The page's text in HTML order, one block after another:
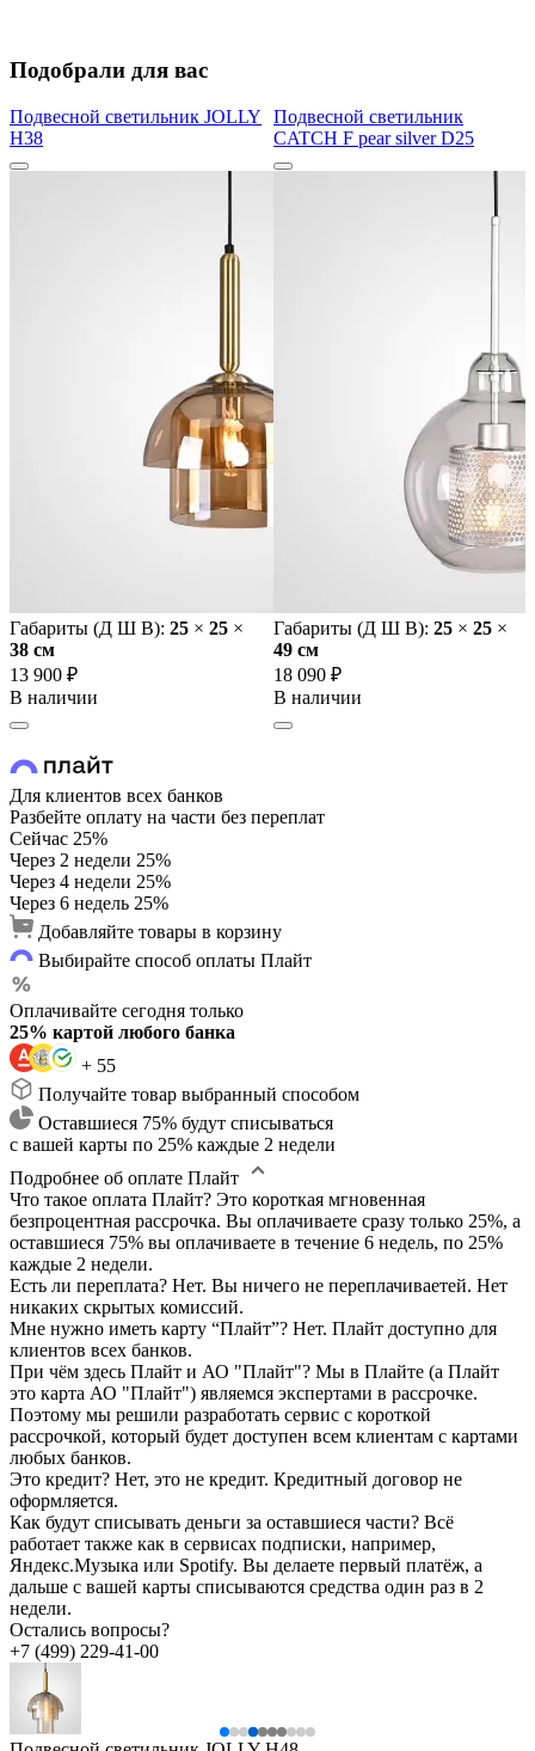
Подобрали для вас
Подвесной светильник JOLLY
H38
Габариты (Д Ш В): 25 × 25 ×
38 cм
13 900 ₽
В наличии
Подвесной светильник
CATCH F pear silver D25
Габариты (Д Ш В): 25 × 25 ×
49 cм
18 090 ₽
В наличии
Для клиентов всех банков
Разбейте оплату на части без переплат
Сейчас 25%
Через 2 недели 25%
Через 4 недели 25%
Через 6 недель 25%
Добавляйте товары в корзину
Выбирайте способ оплаты Плайт
Оплачивайте сегодня только
25% картой любого банка
+ 55
Получайте товар выбранный способом
Оставшиеся 75% будут списываться
с вашей карты по 25% каждые 2 недели
Подробнее об оплате Плайт
Что такое оплата Плайт? Это короткая мгновенная
безпроцентная рассрочка. Вы оплачиваете сразу только 25%, а
оставшиеся 75% вы оплачиваете в течение 6 недель, по 25%
каждые 2 недели.
Есть ли переплата? Нет. Вы ничего не переплачиваетей. Нет
никаких скрытых комиссий.
Мне нужно иметь карту “Плайт”? Нет. Плайт доступно для
клиентов всех банков.
При чём здесь Плайт и АО "Плайт"? Мы в Плайте (а Плайт
это карта АО "Плайт") являемся экспертами в рассрочке.
Поэтому мы решили разработать сервис с короткой
рассрочкой, который будет доступен всем клиентам с картами
любых банков.
Это кредит? Нет, это не кредит. Кредитный договор не
оформляется.
Как будут списывать деньги за оставшиеся части? Всё
работает также как в сервисах подписки, например,
Яндекс.Музыка или Spotify. Вы делаете первый платёж, а
дальше с вашей карты списываются средства один раз в 2
недели.
Остались вопросы?
+7 (499) 229-41-00